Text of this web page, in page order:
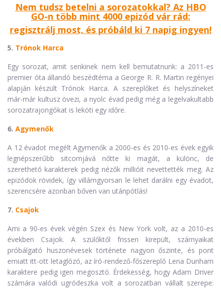
Nem tudsz betelni a sorozatokkal? Az HBO
GO-n több mint 4000 epizód vár rád:
regisztrálj most, és próbáld ki 7 napig ingyen!
5. Trónok Harca
Egy sorozat, amit senkinek nem kell bemutatnunk: a 2011-es
premier óta állandó beszédtéma a George R. R. Martin regényei
alapján készült Trónok Harca. A szereplőket és helyszíneket
már-már kultusz övezi, a nyolc évad pedig még a legelvakultabb
sorozatrajongókat is leköti egy időre.
6. Agymenők
A 12 évadot megélt Agymenők a 2000-es és 2010-es évek egyik
legnépszerűbb sitcomjává nőtte ki magát, a különc, de
szerethető karakterek pedig nézők millióit nevettették meg. Az
epizódok rövidek, így villámgyorsan le lehet darálni egy évadot,
szerencsére azonban bőven van utánpótlás!
7. Csajok
Ami a 90-es évek végén Szex és New York volt, az a 2010-es
években Csajok. A szülőktől frissen kirepült, szárnyaikat
próbálgató huszonévesek története nagyon őszinte, és pont
emiatt itt-ott letaglózó, az író-rendező-főszereplő Lena Dunham
karaktere pedig igen megosztó. Érdekesség, hogy Adam Driver
számára valódi ugródeszka volt a sorozatban vállalt szerepe: